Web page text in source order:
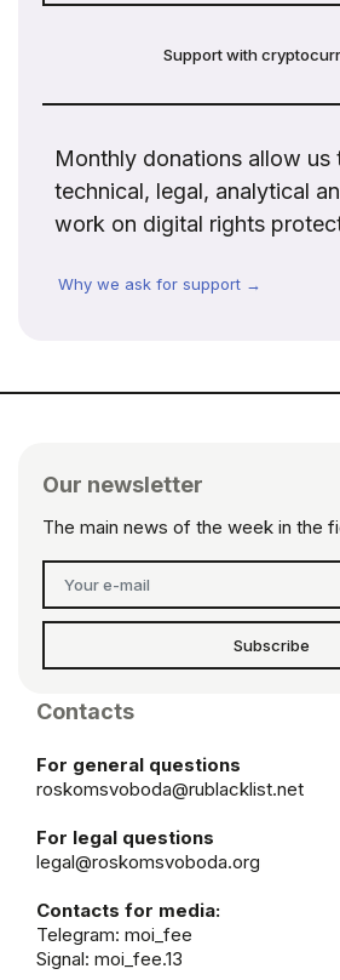
Support with
Monthly donations allow us
technical, legal, analytical
work on digital rights
Why we ask for support →
Our newsletter
The main news of the week in the
Subscribe
Contacts
For general questions
roskomsvoboda@rublacklist.net
For legal questions
legal@roskomsvoboda.org
Contacts for media:
Telegram: moi_fee
Signal: moi_fee.13